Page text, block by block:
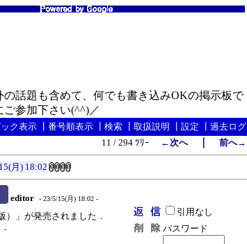
話題も含めて、何でも書き込みOKの掲示板で
参加下さい(^^)／
ック表示 番号順表示 検索 取扱説明 設定 過去ログ
11 / 294 ﾂﾘｰ
←次へ｜ 前へ→
月) 18:02
editor - 23/5/15(月) 18:02 -
」が発売されました．
引用なし
パスワード